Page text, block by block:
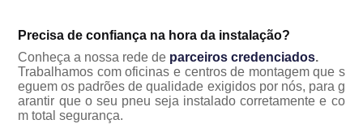
Precisa de confiança na hora da instalação?
Conheça a nossa rede de parceiros credenciados.
Trabalhamos com oficinas e centros de montagem que s
eguem os padrões de qualidade exigidos por nós, para g
arantir que o seu pneu seja instalado corretamente e co
m total segurança.